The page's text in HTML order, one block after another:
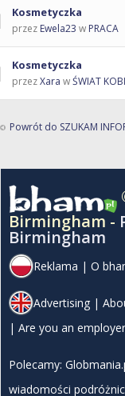
Kosmetyczka
przez Ewela23 w PRACA
Kosmetyczka
przezXara wŚWIAT
Powrót do SZUKAM
Birmingham -
Birmingham
Reklama | O
Advertising |
| Are you an
Polecamy:
wiadomości